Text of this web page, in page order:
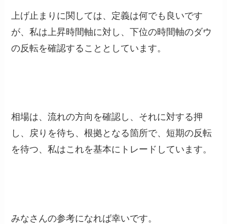
上げ止まりに関しては、定義は何でも良いです
が、私は上昇時間軸に対し、下位の時間軸のダウ
の反転を確認することとしています。
相場は、流れの方向を確認し、それに対する押
し、戻りを待ち、根拠となる箇所で、短期の反転
を待つ、私はこれを基本にトレードしています。
みなさんの参考になれば幸いです。